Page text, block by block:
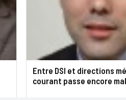
Entre DSI et directions
courant passe encore mal